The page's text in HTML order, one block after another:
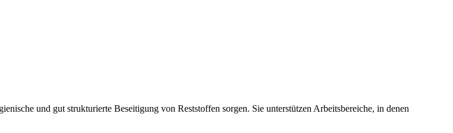
und gut strukturierte Beseitigung von Reststoffen sorgen. Sie unterstützen Arbeitsbereiche, in denen